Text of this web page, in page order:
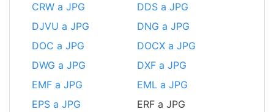
CRW a JPG
DDS a JPG
DJVU a JPG
DNG a JPG
DOC a JPG
DOCX a JPG
DWG a JPG
DXF a JPG
EMF a JPG
EML a JPG
EPS a JPG
ERF a JPG